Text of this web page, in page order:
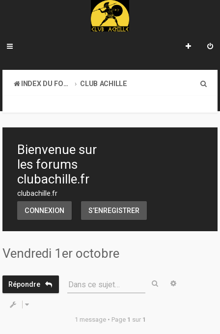
INDEX DU FORUM
CLUB ACHILLE
h
Bienvenue sur
les forums
clubachille.fr
clubachille.fr
CONNEXION S’ENREGISTRER
Vendredi 1er octobre
Répondre Dans ce sujet… Rechercher
1 message • Page 1 sur 1